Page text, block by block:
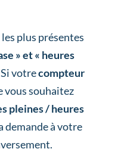
les plus présentes
» et « heures
votrecompteur
vous souhaitez
pleines / heures
demande à votre